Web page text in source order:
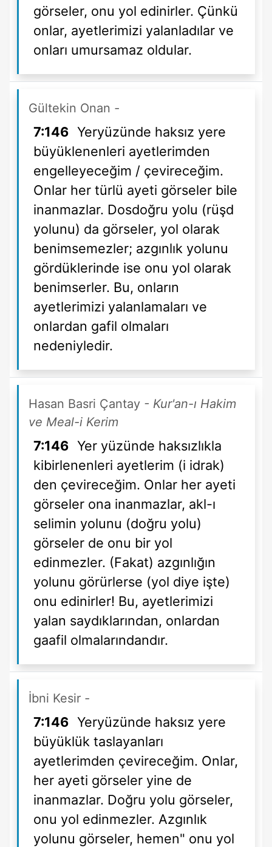
görseler, onu yol edinirler. Çünkü
onlar, ayetlerimizi yalanladılar ve
onları umursamaz oldular.
Gültekin Onan -
7:146 Yeryüzünde haksız yere
büyüklenenleri ayetlerimden
engelleyeceğim / çevireceğim.
Onlar her türlü ayeti görseler bile
inanmazlar. Dosdoğru yolu (rüşd
yolunu) da görseler, yol olarak
benimsemezler; azgınlık yolunu
gördüklerinde ise onu yol olarak
benimserler. Bu, onların
ayetlerimizi yalanlamaları ve
onlardan gafil olmaları
nedeniyledir.
Hasan Basri Çantay - Kur'an-ı Hakim
ve Meal-i Kerim
7:146 Yer yüzünde haksızlıkla
kibirlenenleri ayetlerim (i idrak)
den çevireceğim. Onlar her ayeti
görseler ona inanmazlar, akl-ı
selimin yolunu (doğru yolu)
görseler de onu bir yol
edinmezler. (Fakat) azgınlığın
yolunu görürlerse (yol diye işte)
onu edinirler! Bu, ayetlerimizi
yalan saydıklarından, onlardan
gaafil olmalarındandır.
İbni Kesir -
7:146 Yeryüzünde haksız yere
büyüklük taslayanları
ayetlerimden çevireceğim. Onlar,
her ayeti görseler yine de
inanmazlar. Doğru yolu görseler,
onu yol edinmezler. Azgınlık
yolunu görseler, hemen" onu yol